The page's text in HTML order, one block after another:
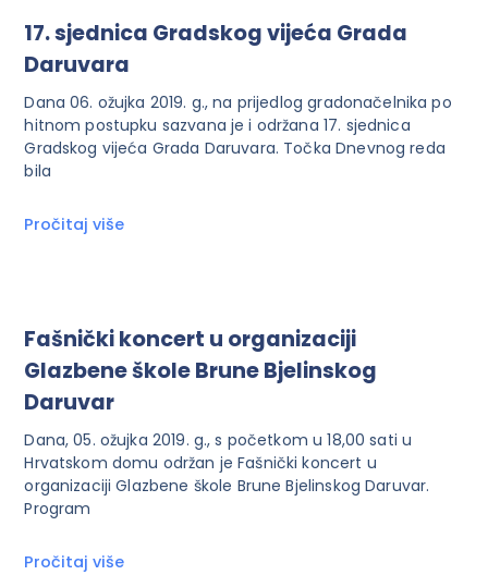
17. sjednica Gradskog vijeća Grada
Daruvara
Dana 06. ožujka 2019. g., na prijedlog gradonačelnika po
hitnom postupku sazvana je i održana 17. sjednica
Gradskog vijeća Grada Daruvara. Točka Dnevnog reda
bila
Pročitaj više
Fašnički koncert u organizaciji
Glazbene škole Brune Bjelinskog
Daruvar
Dana, 05. ožujka 2019. g., s početkom u 18,00 sati u
Hrvatskom domu održan je Fašnički koncert u
organizaciji Glazbene škole Brune Bjelinskog Daruvar.
Program
Pročitaj više